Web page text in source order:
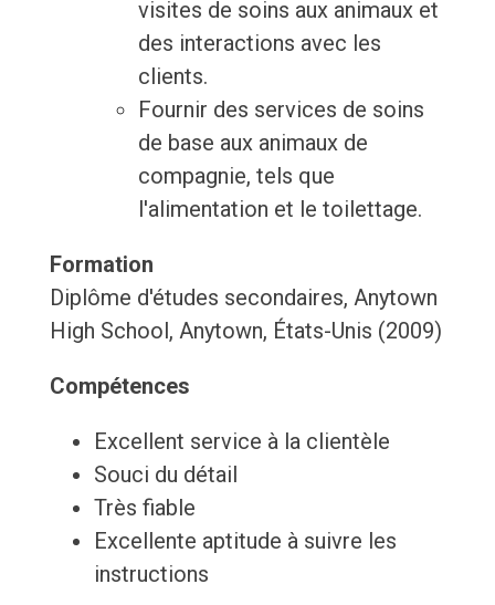
visites de soins aux animaux et
des interactions avec les
clients.
Fournir des services de soins
de base aux animaux de
compagnie, tels que
l'alimentation et le toilettage.
Formation
Diplôme d'études secondaires, Anytown
High School, Anytown, États-Unis (2009)
Compétences
Excellent service à la clientèle
Souci du détail
Très fiable
Excellente aptitude à suivre les
instructions